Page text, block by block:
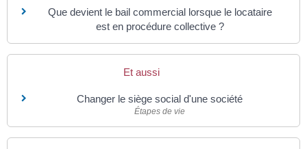
Que devient le bail commercial lorsque le locataire
est en procédure collective ?
Et aussi
Changer le siège social d'une société
Étapes de vie